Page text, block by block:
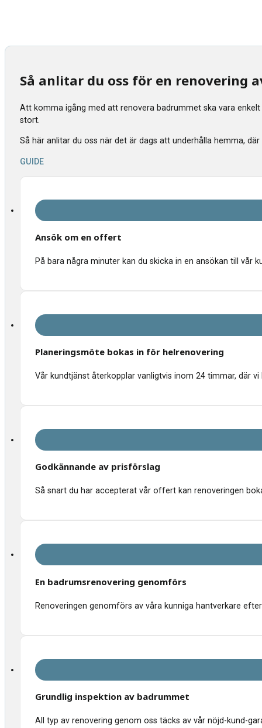
Så anlitar du oss för en renovering
Att komma igång med att renovera badrummet ska vara
stort.
Så här anlitar du oss när det är dags att underhålla hemma,
GUIDE
Ansök om en offert
På bara några minuter kan du skicka in en ansökan till
Planeringsmöte bokas in för helrenovering
Vår kundtjänst återkopplar vanligtvis inom 24 timmar, där
Godkännande av prisförslag
Så snart du har accepterat vår offert kan renoveringen
En badrumsrenovering genomförs
Renoveringen genomförs av våra kunniga hantverkare
Grundlig inspektion av badrummet
All typ av renovering genom oss täcks av vår nöjd-kund-